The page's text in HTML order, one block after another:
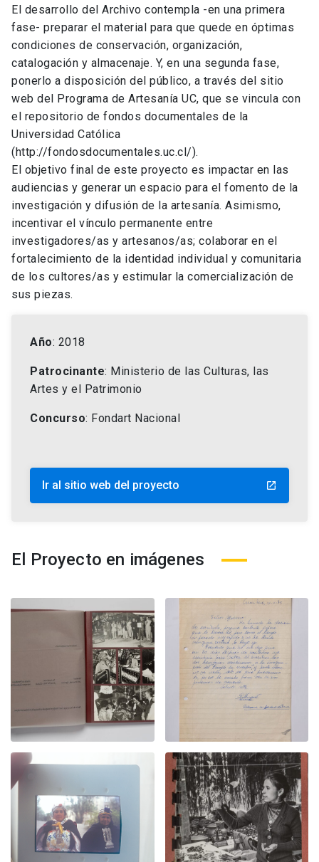
El desarrollo del Archivo contempla -en una primera
fase- preparar el material para que quede en óptimas
condiciones de conservación, organización,
catalogación y almacenaje. Y, en una segunda fase,
ponerlo a disposición del público, a través del sitio
web del Programa de Artesanía UC, que se vincula con
el repositorio de fondos documentales de la
Universidad Católica
(http://fondosdocumentales.uc.cl/).
El objetivo final de este proyecto es impactar en las
audiencias y generar un espacio para el fomento de la
investigación y difusión de la artesanía. Asimismo,
incentivar el vínculo permanente entre
investigadores/as y artesanos/as; colaborar en el
fortalecimiento de la identidad individual y comunitaria
de los cultores/as y estimular la comercialización de
sus piezas.
Año: 2018
Patrocinante: Ministerio de las Culturas, las
Artes y el Patrimonio
Concurso: Fondart Nacional
Ir al sitio web del proyecto launch
El Proyecto en imágenes